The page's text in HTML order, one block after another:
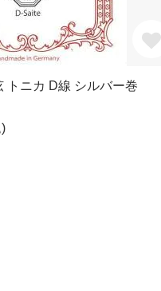
トニカ D線 シルバー巻